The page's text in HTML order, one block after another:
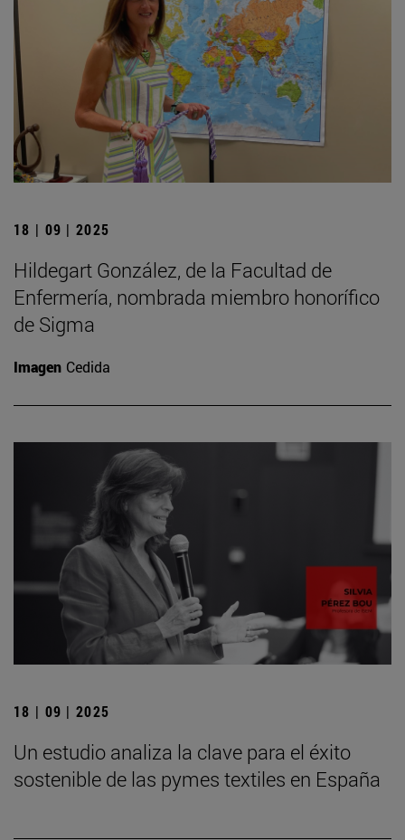
18 | 09 | 2025
Hildegart González, de la Facultad de
Enfermería, nombrada miembro honorífico
de Sigma
Imagen Cedida
18 | 09 | 2025
Un estudio analiza la clave para el éxito
sostenible de las pymes textiles en España